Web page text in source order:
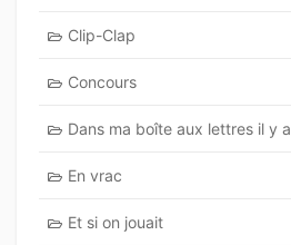
Clip-Clap
Concours
Dans ma boîte aux lettres il y a
En vrac
Et si on jouait